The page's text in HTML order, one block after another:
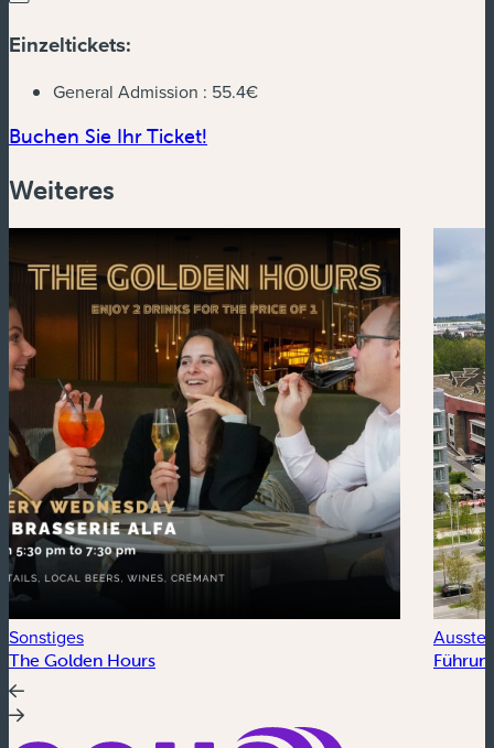
Einzeltickets:
General Admission : 55.4€
Buchen Sie Ihr Ticket!
Weiteres
Sonstiges
The Golden Hours